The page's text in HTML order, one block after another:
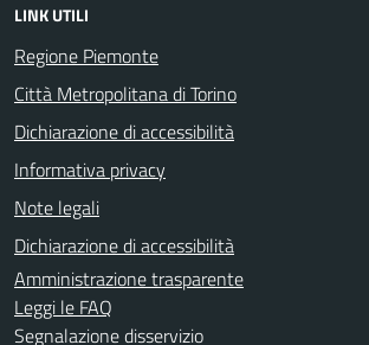
LINK UTILI
Regione Piemonte
Città Metropolitana di Torino
Dichiarazione di accessibilità
Informativa privacy
Note legali
Dichiarazione di accessibilità
Amministrazione trasparente
Leggi le FAQ
Segnalazione disservizio